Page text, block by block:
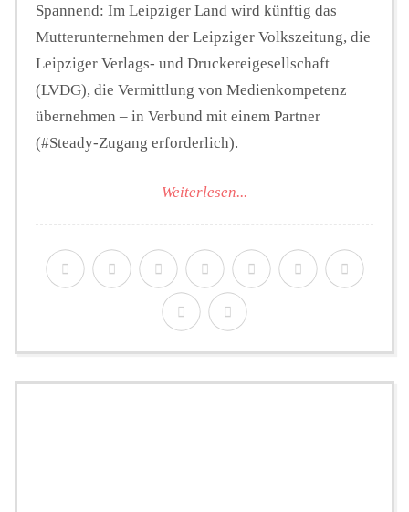
Spannend: Im Leipziger Land wird künftig das
Mutterunternehmen der Leipziger Volkszeitung, die
Leipziger Verlags- und Druckereigesellschaft
(LVDG), die Vermittlung von Medienkompetenz
übernehmen – in Verbund mit einem Partner
(#Steady-Zugang erforderlich).
Weiterlesen...